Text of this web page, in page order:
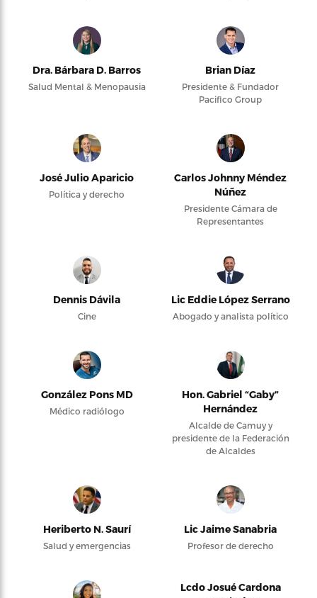
Dra. Bárbara D. Barros
Salud Mental & Menopausia
Brian Díaz
Presidente & Fundador
Pacifico Group
José Julio Aparicio
Política y derecho
Carlos Johnny Méndez
Núñez
Presidente Cámara de
Representantes
Dennis Dávila
Cine
Lic Eddie López Serrano
Abogado y analista político
González Pons MD
Médico radiólogo
Hon. Gabriel “Gaby”
Hernández
Alcalde de Camuy y
presidente de la Federación
de Alcaldes
Heriberto N. Saurí
Salud y emergencias
Lic Jaime Sanabria
Profesor de derecho
Lcdo Josué Cardona